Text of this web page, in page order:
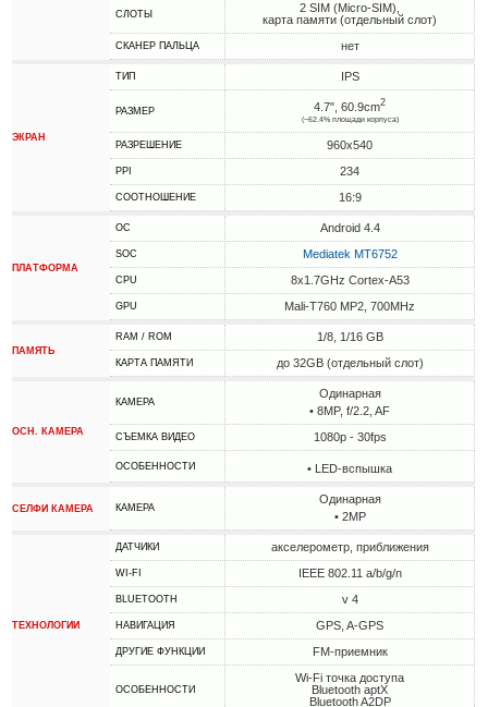
СЛОТЫ
2 SIM (Micro-SIM),
карта памяти (отдельный слот)
СКАНЕР ПАЛЬЦА нет
ЭКРАН
ТИП IPS
РАЗМЕР 4.7", 60.9cm2
(~62.4% площади корпуса)
РАЗРЕШЕНИЕ 960x540
PPI 234
СООТНОШЕНИЕ 16:9
ПЛАТФОРМА
ОС Android 4.4
SOC Mediatek MT6752
CPU 8x1.7GHz Cortex-A53
GPU Mali-T760 MP2, 700MHz
ПАМЯТЬ
RAM / ROM 1/8, 1/16 GB
КАРТА ПАМЯТИ до 32GB (отдельный слот)
ОСН. КАМЕРА
КАМЕРА
Одинарная
• 8MP, f/2.2, AF
СЪЕМКА ВИДЕО 1080p - 30fps
ОСОБЕННОСТИ • LED-вспышка
СЕЛФИ КАМЕРА КАМЕРА
Одинарная
• 2MP
ТЕХНОЛОГИИ
ДАТЧИКИ акселерометр, приближения
WI-FI IEEE 802.11 a/b/g/n
BLUETOOTH v 4
НАВИГАЦИЯ GPS, A-GPS
ДРУГИЕ ФУНКЦИИ FM-приемник
ОСОБЕННОСТИ
Wi-Fi точка доступа
Bluetooth aptX
Bluetooth A2DP